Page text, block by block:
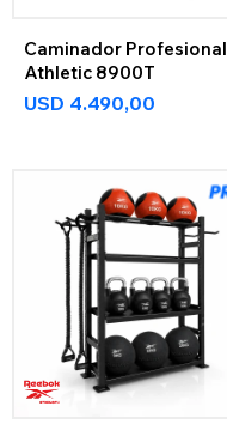
Caminador Profesional
Athletic 8900T
USD 4.490,00